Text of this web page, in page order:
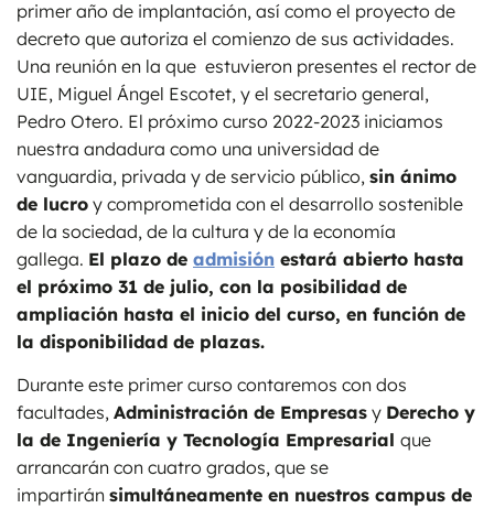
primer año de implantación, así como el proyecto de
decreto que autoriza el comienzo de sus actividades.
Una reunión en la que estuvieron presentes el rector de
UIE, Miguel Ángel Escotet, y el secretario general,
Pedro Otero. El próximo curso 2022-2023 iniciamos
nuestra andadura como una universidad de
vanguardia, privada y de servicio público, sin ánimo
de lucro y comprometida con el desarrollo sostenible
de la sociedad, de la cultura y de la economía
gallega. El plazo de admisión estará abierto hasta
el próximo 31 de julio, con la posibilidad de
ampliación hasta el inicio del curso, en función de
la disponibilidad de plazas.
Durante este primer curso contaremos con dos
facultades, Administración de Empresas y Derecho y
la de Ingeniería y Tecnología Empresarial que
arrancarán con cuatro grados, que se
impartirán simultáneamente en nuestros campus de